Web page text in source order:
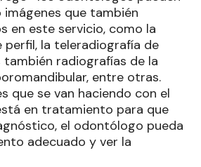
que también
en este servicio, como la
la teleradiografía de
radiografías de la
entre otras.
que se van haciendo con el
en tratamiento para que
el odontólogo pueda
adecuado y ver la